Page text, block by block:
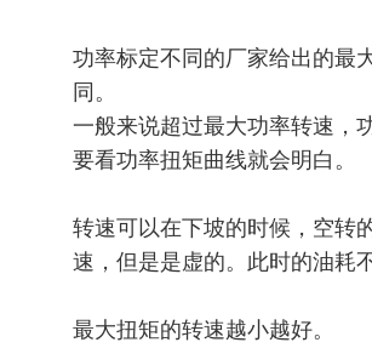
功率标定不同的厂家给出的最
同。
一般来说超过最大功率转速，
要看功率扭矩曲线就会明白。
转速可以在下坡的时候，空转
速，但是是虚的。此时的油耗
最大扭矩的转速越小越好。